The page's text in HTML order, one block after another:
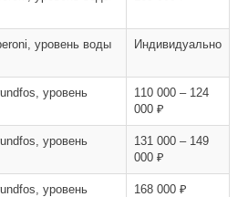
уровень воды
Индивидуально
уровень
110 000 – 124
000 ₽
уровень
131 000 – 149
000 ₽
уровень
168 000 ₽